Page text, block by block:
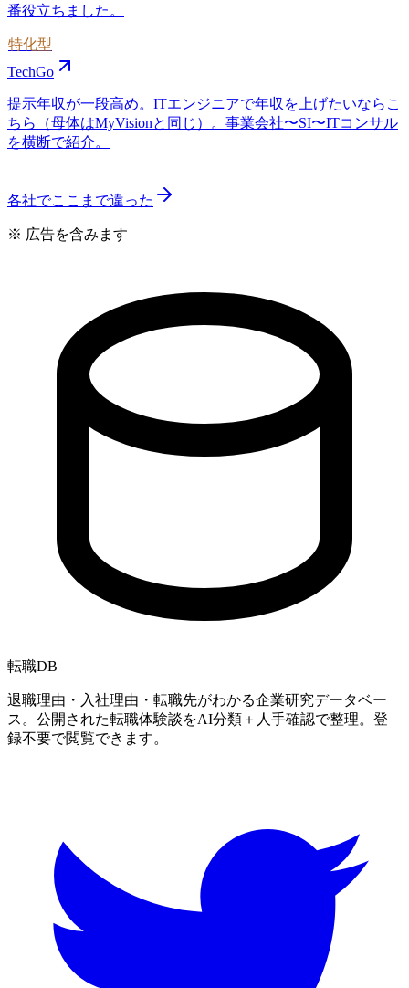
番役立ちました。
特化型
TechGo
提示年収が一段高め。ITエンジニアで年収を上げたいならこ
ちら（母体はMyVisionと同じ）。事業会社〜SI〜ITコンサル
を横断で紹介。
各社でここまで違った
※ 広告を含みます
転職DB
退職理由・入社理由・転職先がわかる企業研究データベー
ス。公開された転職体験談をAI分類＋人手確認で整理。登
録不要で閲覧できます。